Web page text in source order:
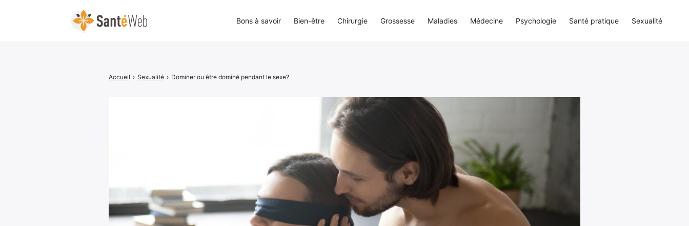
Accueil › Sexualité › Dominer ou être dominé pendant le sexe?
Bons à savoir Bien-être Chirurgie Grossesse Maladies Médecine Psychologie Santé pratique Sexualité